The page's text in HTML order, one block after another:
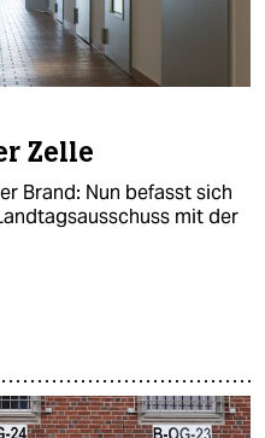
Zelle
Brand: Nun befasst sich
mit der